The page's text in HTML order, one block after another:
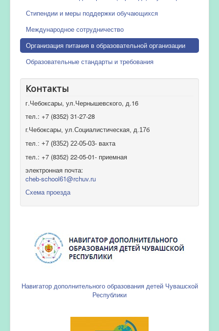
Стипендии и меры поддержки обучающихся
Международное сотрудничество
Организация питания в образовательной организации
Образовательные стандарты и требования
Контакты
г.Чебоксары, ул.Чернышевского, д.16
тел.: +7 (8352) 31-27-28
г.Чебоксары, ул.Социалистическая, д.17б
тел.: +7 (8352) 22-05-03- вахта
тел.: +7 (8352) 22-05-01- приемная
электронная почта:
cheb-school61@rchuv.ru
Схема проезда
Навигатор дополнительного образования детей Чувашской
Республики